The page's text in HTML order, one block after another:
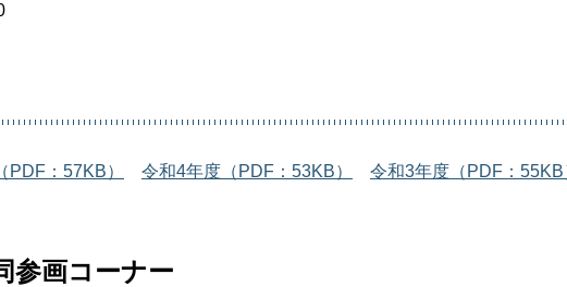
PDF：57KB） 令和4年度（PDF：53KB）
令和3年度（PDF：55KB
画コーナー